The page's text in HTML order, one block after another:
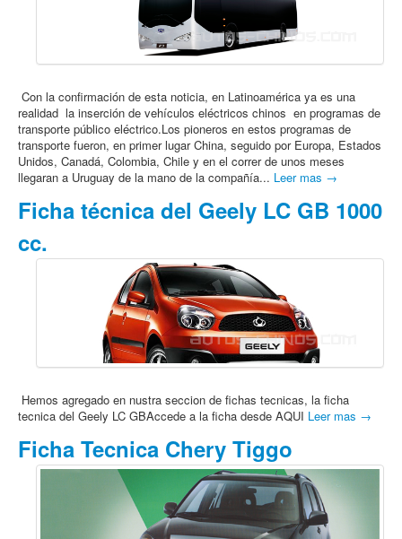
Con la confirmación de esta noticia, en Latinoamérica ya es una
realidad la inserción de vehículos eléctricos chinos en programas de
transporte público eléctrico.Los pioneros en estos programas de
transporte fueron, en primer lugar China, seguido por Europa, Estados
Unidos, Canadá, Colombia, Chile y en el correr de unos meses
llegaran a Uruguay de la mano de la compañía... Leer mas →
Ficha técnica del Geely LC GB 1000
cc.
Hemos agregado en nustra seccion de fichas tecnicas, la ficha
tecnica del Geely LC GBAccede a la ficha desde AQUI Leer mas →
Ficha Tecnica Chery Tiggo